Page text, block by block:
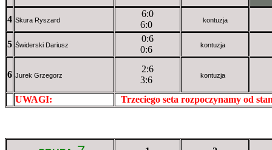
4 Skura Ryszard
6:0
6:0
kontuzja
5 Świderski Dariusz
0:6
0:6
kontuzja
6 Jurek Grzegorz
2:6
3:6
kontuzja
UWAGI: Trzeciego seta rozpoczynamy od